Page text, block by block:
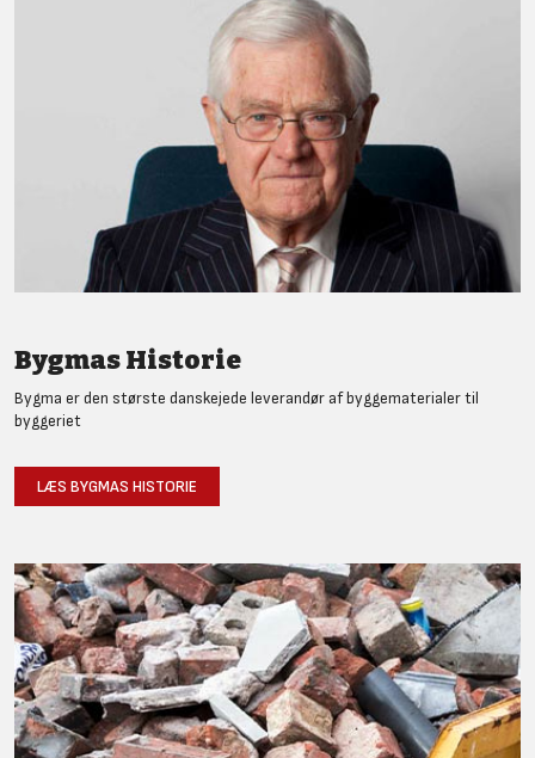
Bygmas Historie
Bygma er den største danskejede leverandør af byggematerialer til
byggeriet
LÆS BYGMAS HISTORIE